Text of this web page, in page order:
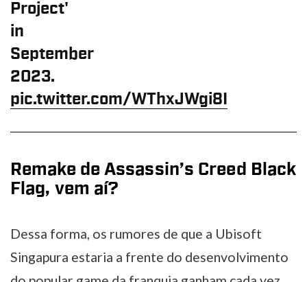
Project'
in
September
2023.
pic.twitter.com/WThxJWgi8I
Remake de Assassin’s Creed Black
Flag, vem aí?
Dessa forma, os rumores de que a Ubisoft
Singapura estaria a frente do desenvolvimento